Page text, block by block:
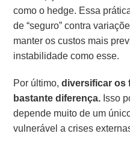
como o hedge. Essa
de “seguro” contra
manter os custos mais
instabilidade como esse.
Por último,diversificar os
bastante diferença. Isso
depende muito de um
vulnerável a crises